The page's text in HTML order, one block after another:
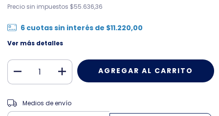
Precio sin impuestos $55.636,36
6 cuotas sin interés de $11.220,00
Ver más detalles
Entregas para el CP:
Medios de envío